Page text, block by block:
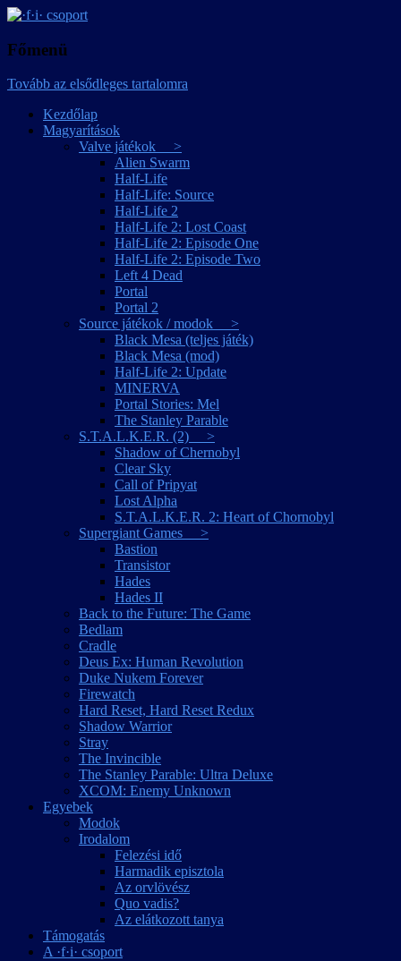
·f·i· csoport
Főmenü
Tovább az elsődleges tartalomra
Kezdőlap
Magyarítások
Valve játékok >
Alien Swarm
Half-Life
Half-Life: Source
Half-Life 2
Half-Life 2: Lost Coast
Half-Life 2: Episode One
Half-Life 2: Episode Two
Left 4 Dead
Portal
Portal 2
Source játékok / modok >
Black Mesa (teljes játék)
Black Mesa (mod)
Half-Life 2: Update
MINERVA
Portal Stories: Mel
The Stanley Parable
S.T.A.L.K.E.R. (2) >
Shadow of Chernobyl
Clear Sky
Call of Pripyat
Lost Alpha
S.T.A.L.K.E.R. 2: Heart of Chornobyl
Supergiant Games >
Bastion
Transistor
Hades
Hades II
Back to the Future: The Game
Bedlam
Cradle
Deus Ex: Human Revolution
Duke Nukem Forever
Firewatch
Hard Reset, Hard Reset Redux
Shadow Warrior
Stray
The Invincible
The Stanley Parable: Ultra Deluxe
XCOM: Enemy Unknown
Egyebek
Modok
Irodalom
Felezési idő
Harmadik episztola
Az orvlövész
Quo vadis?
Az elátkozott tanya
Támogatás
A ·f·i· csoport